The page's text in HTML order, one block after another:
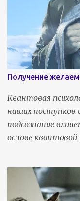
Получение
Квантовая
наших поступков
подсознание
основе
лучшему
главного